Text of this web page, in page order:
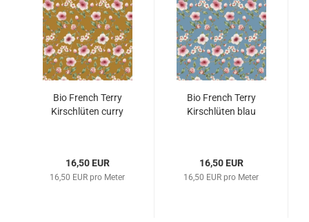
Bio French Terry
Kirschlüten curry
16,50 EUR
16,50 EUR pro Meter
Bio French Terry
Kirschlüten blau
16,50 EUR
16,50 EUR pro Meter